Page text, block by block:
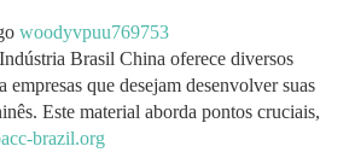
woodyvpuu769753
Brasil China oferece diversos
que desejam desenvolver suas
Este material aborda pontos cruciais,
brazil.org